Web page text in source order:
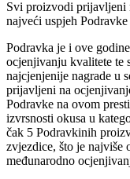
Svi proizvodi prijavljeni
najveći uspjeh
Podravka je i ove
ocjenjivanju kvalitete te
najcjenjenije nagrade u
prijavljeni na
Podravke na ovom
izvrsnosti okusa u
čak 5 Podravkinih
zvjezdice, što je najviše
međunarodno